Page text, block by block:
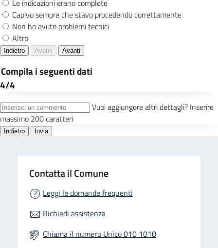
Contatta il Comune
Leggi le domande frequenti
Richiedi assistenza
Chiama il numero Unico 010 1010